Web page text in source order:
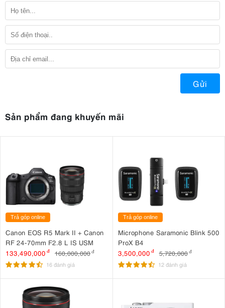
Gửi
Sản phẩm đang khuyến mãi
Trả góp online
Canon EOS R5 Mark II + Canon
RF 24-70mm F2.8 L IS USM
133,490,000 đ 160,000,000đ
16 đánh giá
Trả góp online
Microphone Saramonic Blink 500
ProX B4
3,500,000 đ 5,720,000 đ
12 đánh giá